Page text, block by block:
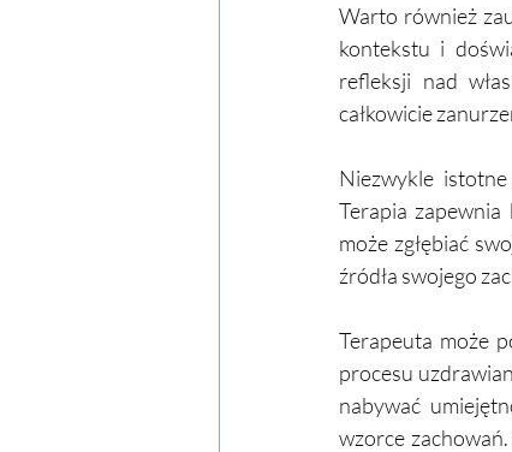
Warto również
kontekstu i
refleksji nad
całkowicie
Niezwykle
Terapia
może zgłębiać
źródła swojego
Terapeuta może
procesu
nabywać
wzorce